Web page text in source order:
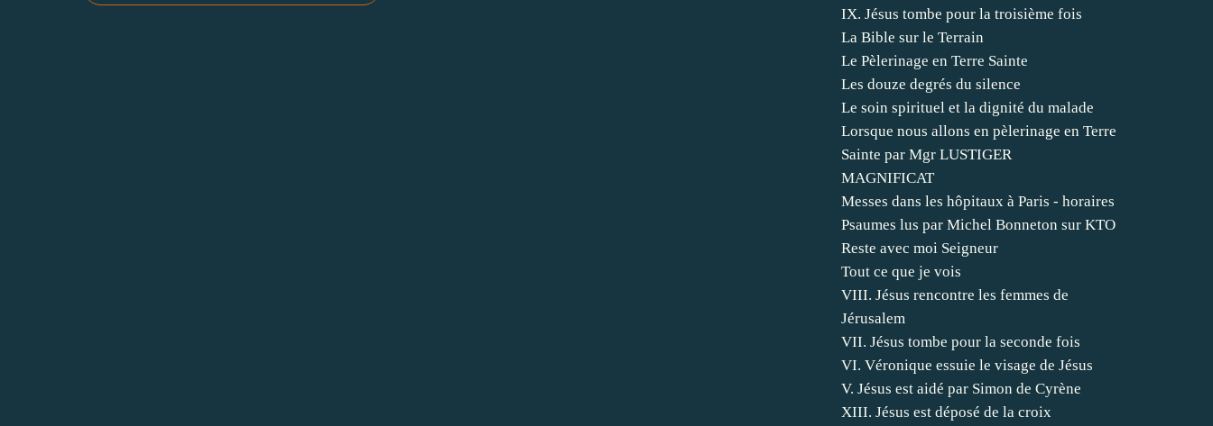
IX. Jésus tombe pour la troisième fois
La Bible sur le Terrain
Le Pèlerinage en Terre Sainte
Les douze degrés du silence
Le soin spirituel et la dignité du malade
Lorsque nous allons en pèlerinage en Terre
Sainte par Mgr LUSTIGER
MAGNIFICAT
Messes dans les hôpitaux à Paris - horaires
Psaumes lus par Michel Bonneton sur KTO
Reste avec moi Seigneur
Tout ce que je vois
VIII. Jésus rencontre les femmes de
Jérusalem
VII. Jésus tombe pour la seconde fois
VI. Véronique essuie le visage de Jésus
V. Jésus est aidé par Simon de Cyrène
XIII. Jésus est déposé de la croix